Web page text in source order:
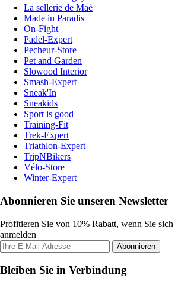
La sellerie de Maé
Made in Paradis
On-Fight
Padel-Expert
Pecheur-Store
Pet and Garden
Slowood Interior
Smash-Expert
Sneak'In
Sneakids
Sport is good
Training-Fit
Trek-Expert
Triathlon-Expert
TripNBikers
Vélo-Store
Winter-Expert
Abonnieren Sie unseren Newsletter
Profitieren Sie von 10% Rabatt, wenn Sie
anmelden
Abonnieren
Bleiben Sie in Verbindung